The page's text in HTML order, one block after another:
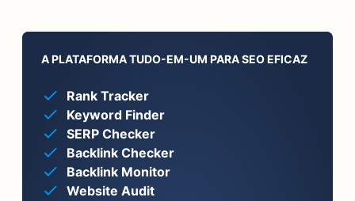
A PLATAFORMA TUDO-EM-UM PARA SEO EFICAZ
Rank Tracker
Keyword Finder
SERP Checker
Backlink Checker
Backlink Monitor
Website Audit